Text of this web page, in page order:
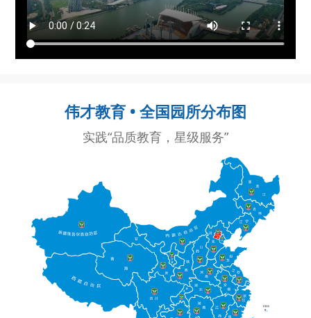
伟才教育 • 全国园所分布图
实践“品质教育，星级服务”